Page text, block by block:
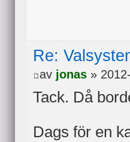
Re:
av jonas »
Tack. Då
Dags för en